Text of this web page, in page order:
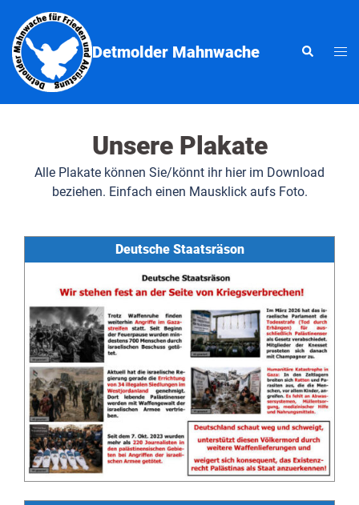
Inhalt
springen
Detmolder Mahnwache Suche
Unsere Plakate
Alle Plakate können Sie/könnt ihr hier im Download
beziehen. Einfach einen Mausklick aufs Foto.
Deutsche Staatsräson